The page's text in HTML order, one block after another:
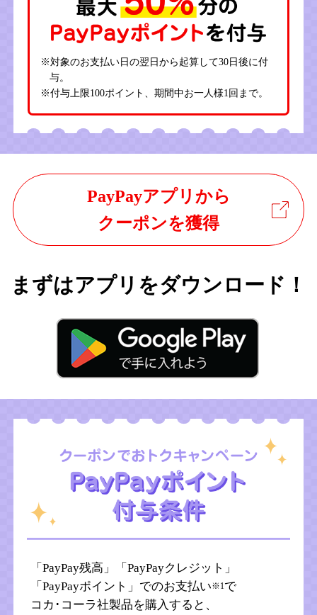
※対象のお支払い日の翌日から起算して30日後に付
与。
※付与上限100ポイント、期間中お一人様1回まで。
PayPayアプリから
クーポンを獲得
まずはアプリをダウンロード！
「PayPay残高」「PayPayクレジット」
「PayPayポイント」でのお支払い※1で
コカ･コーラ社製品を購入すると、